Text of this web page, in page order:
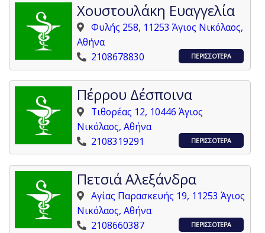
Χουστουλάκη Ευαγγελία
Φυλής 258, 11253 Άγιος Νικόλαος,
Αθήνα
2108678830
ΠΕΡΙΣΣΟΤΕΡΑ
Πέρρου Δέσποινα
Τιθορέας 12, 10446 Άγιος
Νικόλαος, Αθήνα
2108319291
ΠΕΡΙΣΣΟΤΕΡΑ
Πετσιά Αλεξάνδρα
Αγίας Παρασκευής 19, 11253 Άγιος
Νικόλαος, Αθήνα
2108660387
ΠΕΡΙΣΣΟΤΕΡΑ